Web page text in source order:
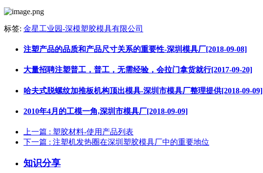
标签: 金星工业园-深模塑胶模具有限公司
注塑产品的品质和产品尺寸关系的重要性-深圳模具厂[2018-09-08]
大量招聘注塑普工，普工，无需经验，会拉门拿货就行[2017-09-20]
哈夫式脱螺纹加推板机构顶出模具-深圳市模具厂整理提供[2018-09-09]
2010年4月的工模一角,深圳市模具厂[2018-09-09]
上一篇 : 塑胶材料-使用产品列表
下一篇 : 注塑机发热圈在深圳塑胶模具厂中的重要地位
知识分享